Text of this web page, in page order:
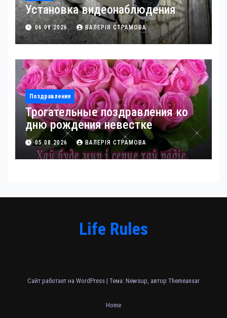
Установка видеонаблюдения
06.08.2026 ВАЛЕРІЯ СТРАМОВА
Поздравления
Трогательные поздравления ко
дню рождения невестке
05.08.2026 ВАЛЕРІЯ СТРАМОВА
Life Rules
Сайт работает на WordPress | Тема: Newsup, автор Themeansar
Home